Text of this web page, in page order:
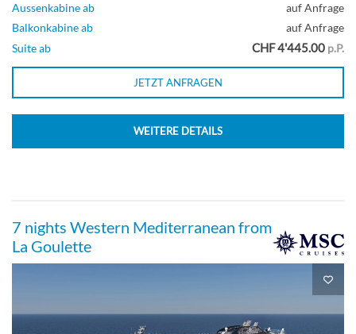
Aussenkabine ab
auf Anfrage
Balkonkabine ab
auf Anfrage
Suite ab
CHF 4'445.00 p.P.
JETZT ANFRAGEN
WEITERE DETAILS
7 nights Western Mediterranean from
La Goulette